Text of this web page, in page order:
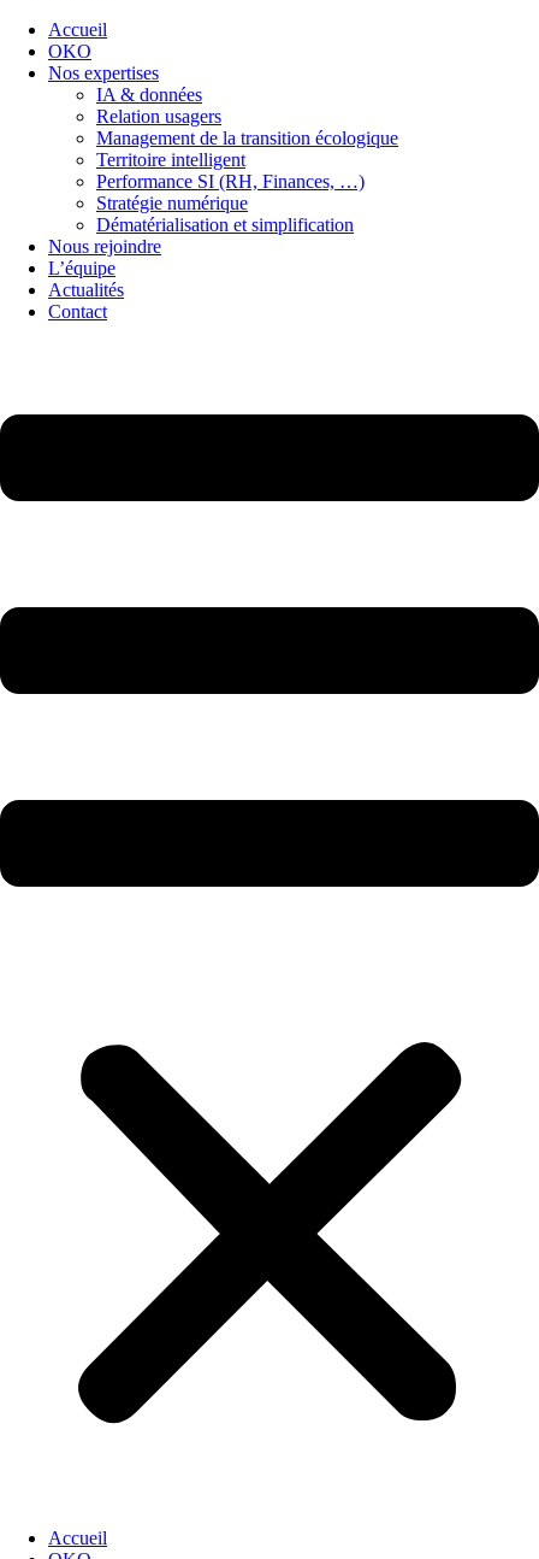
Accueil
OKO
Nos expertises
IA & données
Relation usagers
Management de la transition écologique
Territoire intelligent
Performance SI (RH, Finances, …)
Stratégie numérique
Dématérialisation et simplification
Nous rejoindre
L’équipe
Actualités
Contact
Accueil